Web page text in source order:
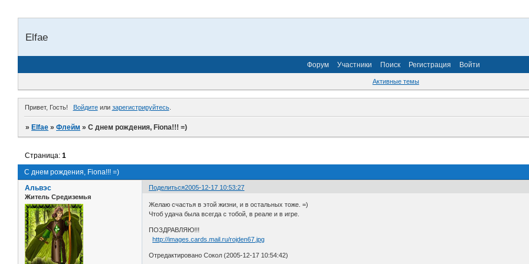
Elfae
Форум Участники Поиск Регистрация Войти
Активные темы
Привет, Гость! Войдитеили зарегистрируйтесь.
»Elfae »Флейм »С днем рождения, Fiona!!! =)
С днем рождения, Fiona!!! =)
Страница:1
Поделиться2005-12-17 10:53:27
Альвэс
Житель Средиземья
Желаю счастья в этой жизни, и в остальных тоже. =)
Чтоб удача была всегда с тобой, в реале и в игре.
ПОЗДРАВЛЯЮ!!!
http://images.cards.mail.ru/rojden67.jpg
Отредактировано Сокол (2005-12-17 10:54:42)